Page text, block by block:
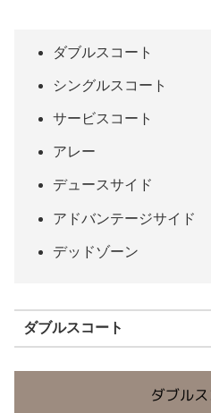
ダブルスコート
シングルスコート
サービスコート
アレー
デュースサイド
アドバンテージサイド
デッドゾーン
ダブルスコート